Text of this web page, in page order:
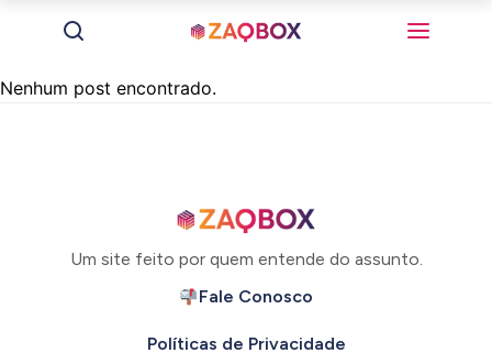
Nenhum post encontrado.
Um site feito por quem entende do assunto.
Fale Conosco
Políticas de Privacidade